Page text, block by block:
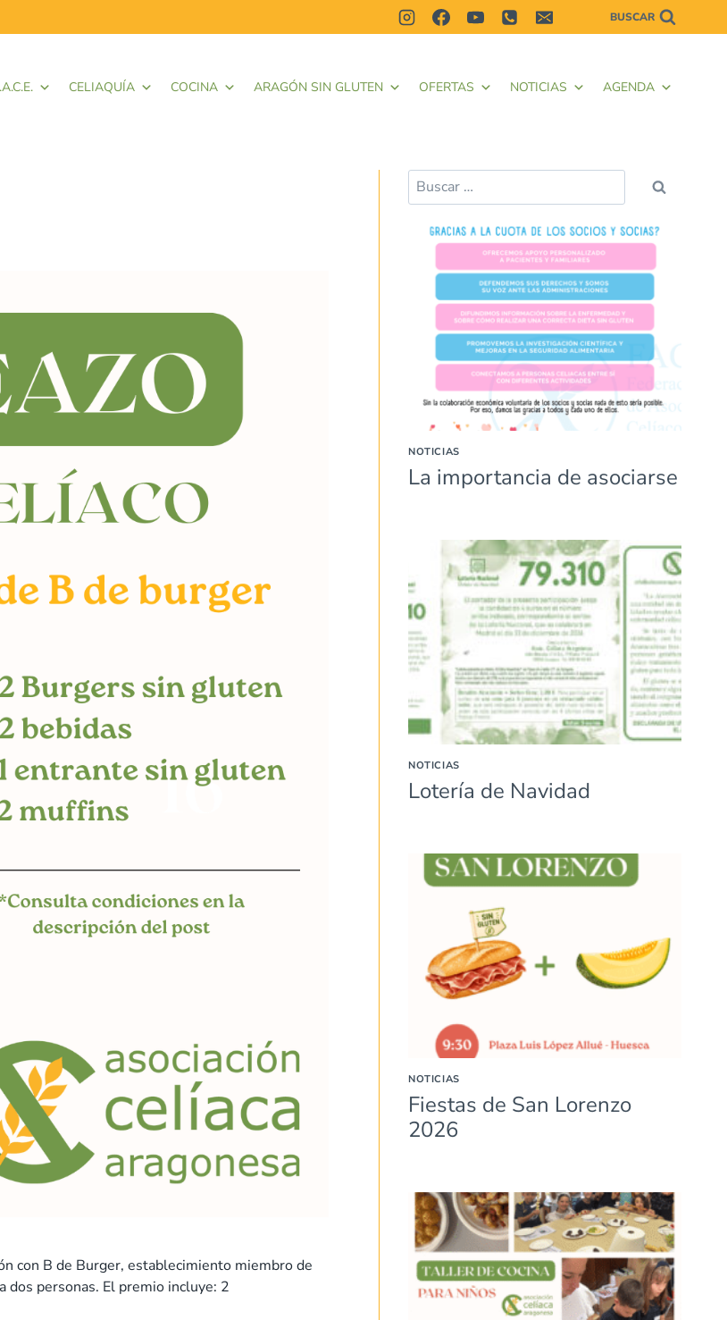
BUSCAR
CELIAQUÍA COCINA ARAGÓN SIN GLUTEN OFERTAS NOTICIAS AGENDA
con B de Burger, establecimiento miembro de
dos personas. El premio incluye: 2
NOTICIAS
La importancia de asociarse
NOTICIAS
Lotería de Navidad
NOTICIAS
Fiestas de San Lorenzo
2026